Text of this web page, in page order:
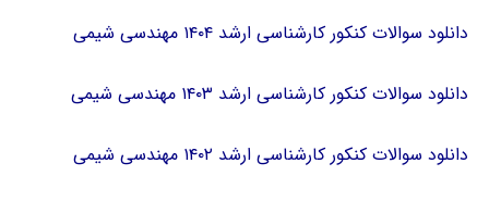
دانلود سوالات کنکور کارشناسی ارشد ۱۴۰۴ مهندسی شیمی
دانلود سوالات کنکور کارشناسی ارشد ۱۴۰۳ مهندسی شیمی
دانلود سوالات کنکور کارشناسی ارشد ۱۴۰۲ مهندسی شیمی